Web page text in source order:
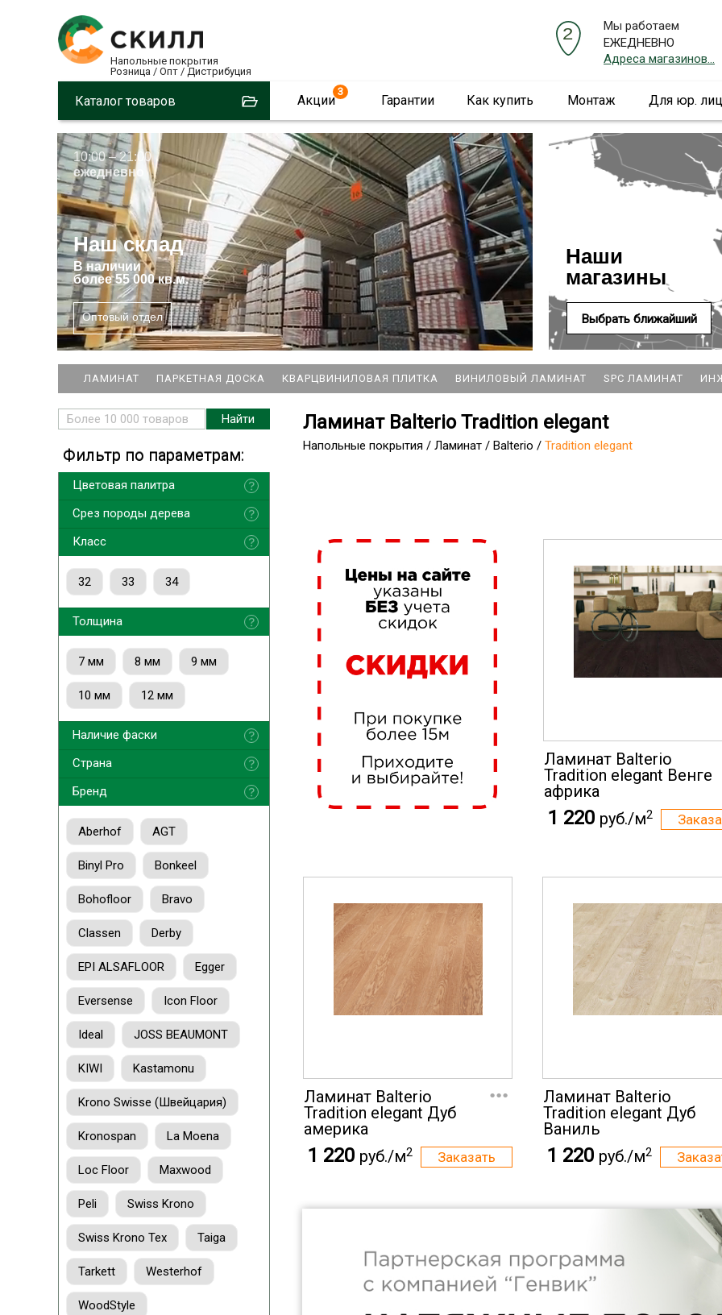
Напольные покрытия
Розница / Опт / Дистрибуция
Мы работаем
ЕЖЕДНЕВНО
Адреса магазинов...
Каталог товаров Акции
3
Гарантии Как купить Монтаж Для юр. лиц
10:00 – 21:00
ежедневно
Наш склад
Вналичии
более 55 000 кв.м.
Оптовый отдел
Наши
магазины
Выбрать ближайший
ЛАМИНАТ ПАРКЕТНАЯ ДОСКА КВАРЦВИНИЛОВАЯ ПЛИТКА ВИНИЛОВЫЙ ЛАМИНАТ SPC ЛАМИНАТ
Ламинат Balterio Tradition elegant
Напольные покрытия / Ламинат / Balterio / Tradition elegant
Ламинат Balterio
Tradition elegant Венге
африка
1 220 руб./м2
Ламинат Balterio
Tradition elegant Дуб
америка
...
1 220 руб./м2
Ламинат Balterio
Tradition elegant Дуб
Ваниль
1 220 руб./м2
Фильтр по параметрам:
Цветовая палитра
Срез породы дерева
Класс
32 33 34
Толщина
7 мм 8 мм 9 мм
10 мм 12 мм
Наличие фаски
Страна
Бренд
Aberhof AGT
Binyl Pro Bonkeel
Bohofloor Bravo
Classen Derby
EPI ALSAFLOOR Egger
Eversense Icon Floor
Ideal JOSS BEAUMONT
KIWI Kastamonu
Krono Swisse (Швейцария)
Kronospan La Moena
Loc Floor Maxwood
Peli Swiss Krono
Swiss Krono Tex Taiga
Tarkett Westerhof
WoodStyle